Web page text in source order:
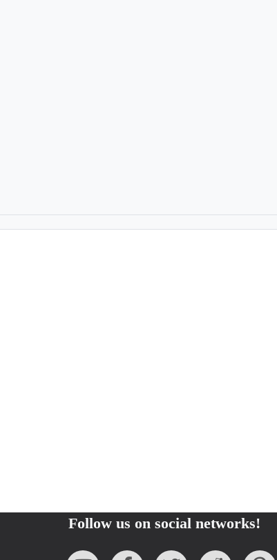
Follow us on social networks!